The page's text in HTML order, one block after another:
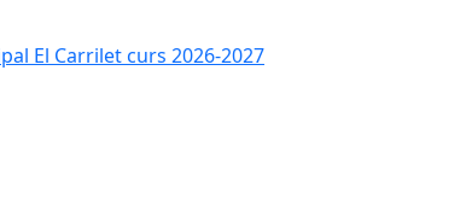
El Carrilet curs 2026-2027